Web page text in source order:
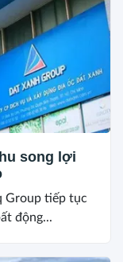
song lợi
Group tiếp tục
động...